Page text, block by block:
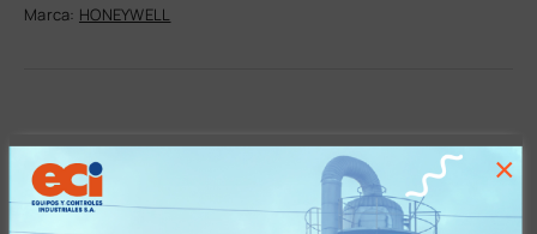
Marca: HONEYWELL
Descripción
×